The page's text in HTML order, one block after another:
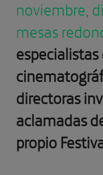
noviembre,
mesas
directoras
aclamadas
propio